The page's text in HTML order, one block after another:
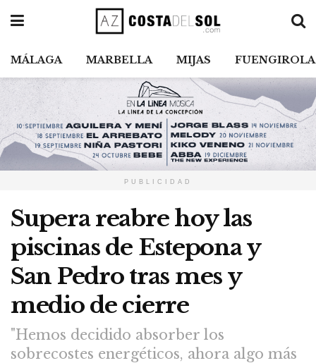
MÁLAGA MARBELLA MIJAS FUENGIROLA
PUBLICIDAD
Supera reabre hoy las
piscinas de Estepona y
San Pedro tras mes y
medio de cierre
"Hemos decidido absorber los
sobrecostes energéticos, ahora algo más